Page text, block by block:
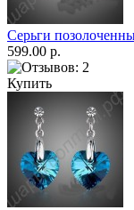
Серьги
599.00 р.
Купить